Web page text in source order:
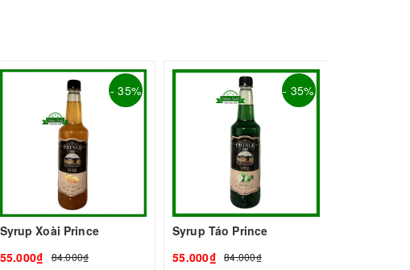
- 35%
Syrup Xoài Prince
55.000₫
84.000₫
- 35%
Syrup Táo Prince
55.000₫ 84.000₫